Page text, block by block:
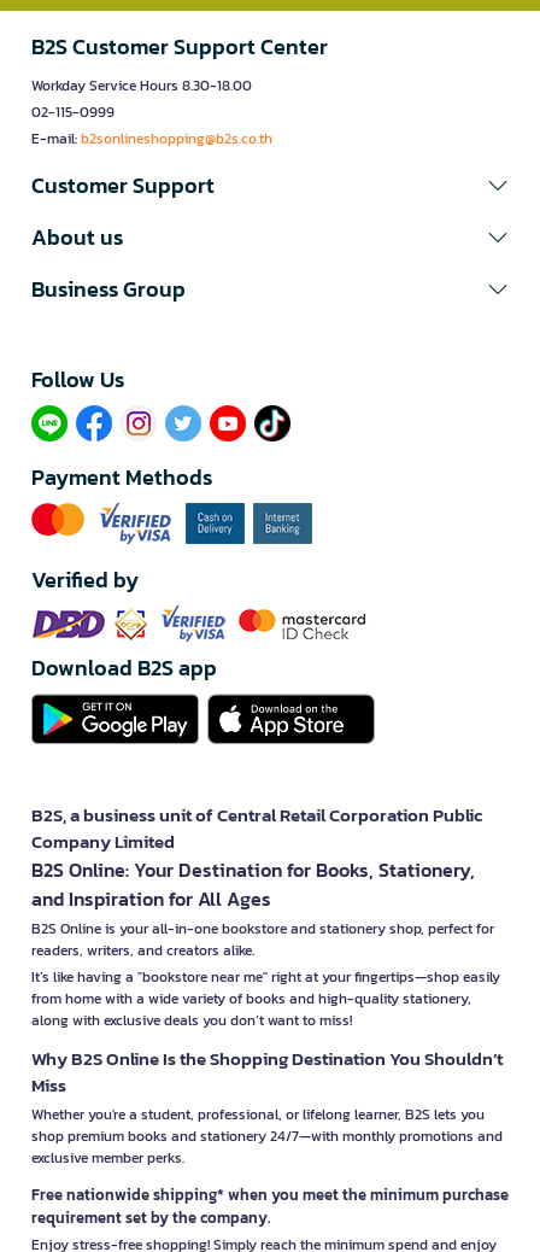
B2S Customer Support Center
Workday Service Hours 8.30-18.00
02-115-0999
E-mail:b2sonlineshopping@b2s.co.th
Customer Support
About us
Business Group
Follow Us​
Payment Methods
Verified by
Download B2S app
B2S, a business unit of Central Retail Corporation Public
Company Limited
B2S Online: Your Destination for Books, Stationery,
and Inspiration for All Ages
B2S Online is your all-in-one bookstore and stationery shop, perfect for
readers, writers, and creators alike.
It’s like having a "bookstore near me" right at your fingertips—shop easily
from home with a wide variety of books and high-quality stationery,
along with exclusive deals you don’t want to miss!
Why B2S Online Is the Shopping Destination You Shouldn’t
Miss
Whether you're a student, professional, or lifelong learner, B2S lets you
shop premium books and stationery 24/7—with monthly promotions and
exclusive member perks.
Free nationwide shipping* when you meet the minimum purchase
requirement set by the company.
Enjoy stress-free shopping! Simply reach the minimum spend and enjoy